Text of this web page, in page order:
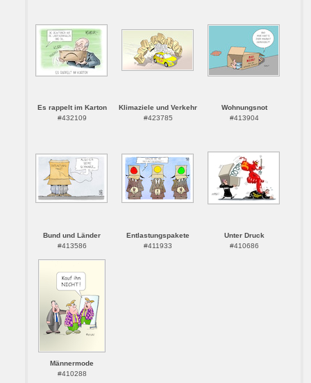
Es rappelt im Karton
#432109
Klimaziele und Verkehr
#423785
Wohnungsnot
#413904
Bund und Länder
#413586
Entlastungspakete
#411933
Unter Druck
#410686
Männermode
#410288